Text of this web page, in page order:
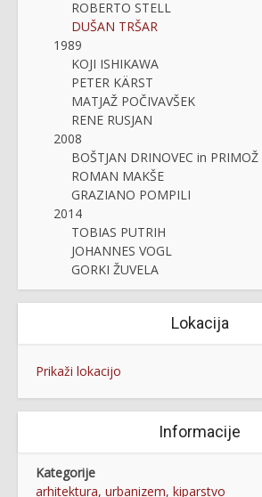
ROBERTO STELL
DUŠAN TRŠAR
1989
KOJI ISHIKAWA
PETER KÄRST
MATJAŽ POČIVAVŠEK
RENE RUSJAN
2008
BOŠTJAN DRINOVEC in
ROMAN MAKŠE
GRAZIANO POMPILI
2014
TOBIAS PUTRIH
JOHANNES VOGL
GORKI ŽUVELA
Lokacija
Prikaži lokacijo
Informacije
Kategorije
arhitektura, urbanizem, kiparstvo